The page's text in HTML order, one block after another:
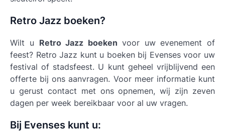
Retro Jazz boeken?
Wilt u Retro Jazz boeken voor uw evenement of
feest? Retro Jazz kunt u boeken bij Evenses voor uw
festival of stadsfeest. U kunt geheel vrijblijvend een
offerte bij ons aanvragen. Voor meer informatie kunt
u gerust contact met ons opnemen, wij zijn zeven
dagen per week bereikbaar voor al uw vragen.
Bij Evenses kunt u: